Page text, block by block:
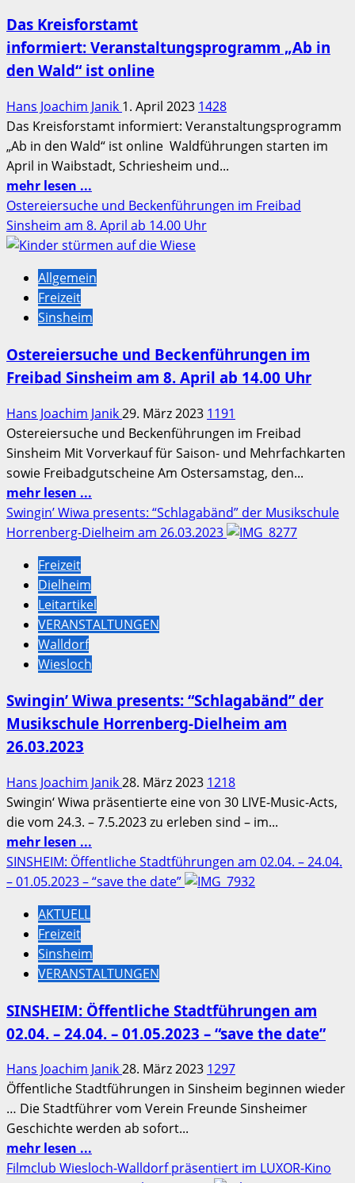
Feiertage
…
Das Kreisforstamt
informiert: Veranstaltungsprogramm „Ab in
den Wald“ ist online
Hans Joachim Janik 1. April 2023 1428
Das Kreisforstamt informiert: Veranstaltungsprogramm
„Ab in den Wald“ ist online Waldführungen starten im
April in Waibstadt, Schriesheim und...
mehr lesen ...
Informationen
über
Das
informiert: Veranstaltungsprogramm
in
Wald“
ist
Ostereiersuche und Beckenführungen im Freibad
Sinsheim am 8. April ab 14.00 Uhr
Allgemein
Freizeit
Sinsheim
Ostereiersuche und Beckenführungen im
Freibad Sinsheim am 8. April ab 14.00 Uhr
Hans Joachim Janik29. März 2023 1191
Ostereiersuche und Beckenführungen im Freibad
Sinsheim Mit Vorverkauf für Saison- und Mehrfachkarten
sowie Freibadgutscheine Am Ostersamstag, den...
mehr lesen ...
Informationen
über
im
Freibad
am
April
ab
Swingin’ Wiwa presents: “Schlagabänd” der Musikschule
Horrenberg-Dielheim am 26.03.2023
Freizeit
Dielheim
Leitartikel
VERANSTALTUNGEN
Walldorf
Wiesloch
Swingin’ Wiwa presents: “Schlagabänd” der
Musikschule Horrenberg-Dielheim am
26.03.2023
Hans Joachim Janik28. März 2023 1218
Swingin‘ Wiwa präsentierte eine von 30 LIVE-Music-Acts,
die vom 24.3. – 7.5.2023 zu erleben sind – im...
mehr lesen ...
Informationen
über
“Schlagabänd”
der
Musikschule
Horrenberg-
Dielheim
26.03.2023
SINSHEIM: Öffentliche Stadtführungen am 02.04. – 24.04.
– 01.05.2023 – “save the date”
AKTUELL
Freizeit
Sinsheim
VERANSTALTUNGEN
SINSHEIM: Öffentliche Stadtführungen am
02.04. – 24.04. – 01.05.2023 – “save the date”
Hans Joachim Janik28. März 2023 1297
Öffentliche Stadtführungen in Sinsheim beginnen wieder
… Die Stadtführer vom Verein Freunde Sinsheimer
Geschichte werden ab sofort...
mehr lesen ...
Informationen
Filmclub Wiesloch-Walldorf präsentiert im LUXOR-Kino